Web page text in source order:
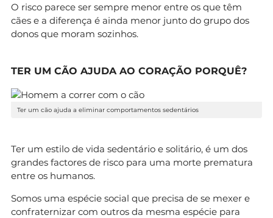
O risco parece ser sempre menor entre os que têm
cães e a diferença é ainda menor junto do grupo dos
donos que moram sozinhos.
TER UM CÃO AJUDA AO CORAÇÃO PORQUÊ?
Ter um cão ajuda a eliminar comportamentos sedentários
Ter um estilo de vida sedentário e solitário, é um dos
grandes factores de risco para uma morte prematura
entre os humanos.
Somos uma espécie social que precisa de se mexer e
confraternizar com outros da mesma espécie para